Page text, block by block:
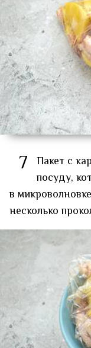
7 Пакет с
посуду,
в
несколько